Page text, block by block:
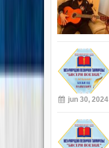
jun 30, 2024